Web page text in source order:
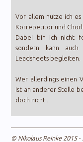
Vor allem nutze ich
Korrepetitor und
Dabei bin ich nicht
sondern kann auch
Leadsheets begleiten.
Wer allerdings einen
ist an anderer Stelle
doch nicht...
© Nikolaus Reinke 2015 -